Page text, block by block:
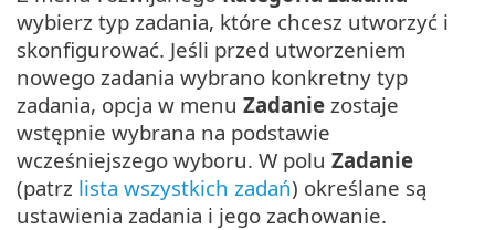
wybierz typ zadania, które chcesz utworzyć i
skonfigurować. Jeśli przed utworzeniem
nowego zadania wybrano konkretny typ
zadania, opcja w menu Zadanie zostaje
wstępnie wybrana na podstawie
wcześniejszego wyboru. W polu Zadanie
(patrz lista wszystkich zadań) określane są
ustawienia zadania i jego zachowanie.